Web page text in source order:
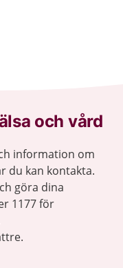
och vård
information om
du kan kontakta.
göra dina
1177 för